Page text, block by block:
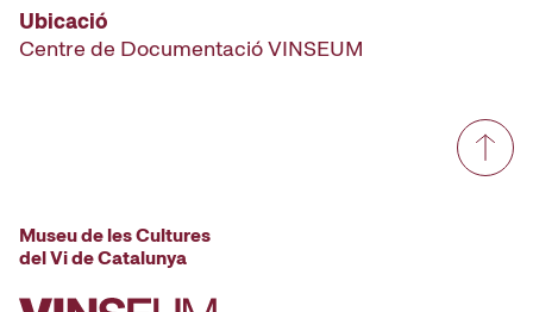
Ubicació
Centre de Documentació VINSEUM
Museu de les Cultures
del Vi de Catalunya